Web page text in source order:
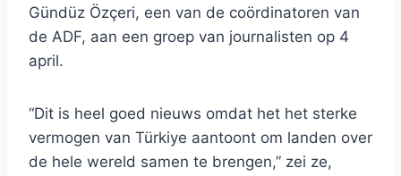
Gündüz Özçeri, een van de coördinatoren van
de ADF, aan een groep van journalisten op 4
april.
“Dit is heel goed nieuws omdat het het sterke
vermogen van Türkiye aantoont om landen over
de hele wereld samen te brengen,” zei ze,